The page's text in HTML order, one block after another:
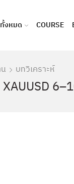
งหมด COURSE
บทวิเคราะห์